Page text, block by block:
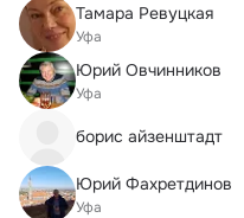
Тамара Ревуцкая
Уфа
Юрий Овчинников
Уфа
борис айзенштадт
Юрий Фахретдинов
Уфа